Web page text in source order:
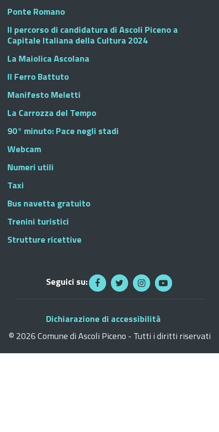
Ponte Romano
Il percorso di candidatura di Ascoli Piceno a
Capitale Italiana della Cultura 2024
La Maiolica Ascolana
Il Ferro Battuto
Manifesto Meletti
La Carrozza del Tempo
90° minuto: Pace negli stadi
Webcam
Numeri utili
Taxi
Bus navetta gratuito
Trenini turistici
Strutture ricettive
Seguici su:
Dichiarazione di accessibilità
© 2026 Comune di Ascoli Piceno - Tutti i diritti riservati